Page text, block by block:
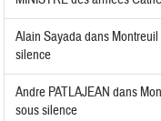
Alain Sayadadans
silence
Andre PATLAJEAN dans
sous silence